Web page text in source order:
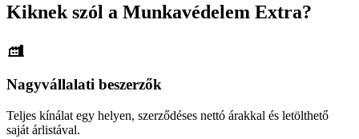
Kiknek szól a Munkavédelem Extra?
Nagyvállalati beszerzők
Teljes kínálat egy helyen, szerződéses nettó árakkal és letölthető
saját árlistával.